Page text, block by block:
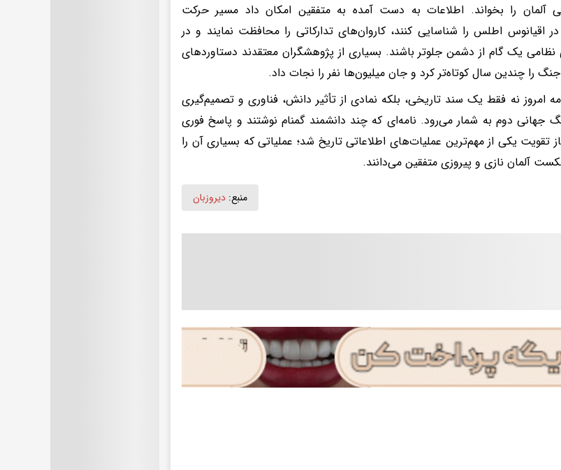
آلمان را بخواند. اطلاعات به دست آمده به متفقین امکان داد مسیر حرکت
در اقیانوس اطلس را شناسایی کنند، کاروان‌های تدارکاتی را محافظت نمایند و در
نظامی یک گام از دشمن جلوتر باشند. بسیاری از پژوهشگران معتقدند دستاوردهای
را چندین سال کوتاه‌تر کرد و جان میلیون‌ها نفر را نجات داد.
امروز نه فقط یک سند تاریخی، بلکه نمادی از تأثیر دانش، فناوری و تصمیم‌گیری
دوم به شمار می‌رود. نامه‌ای که چند دانشمند گمنام نوشتند و پاسخ فوری
تقویت یکی از مهم‌ترین عملیات‌های اطلاعاتی تاریخ شد؛ عملیاتی که بسیاری آن را
آلمان نازی و پیروزی متفقین می‌دانند.
منبع: دیروزبان